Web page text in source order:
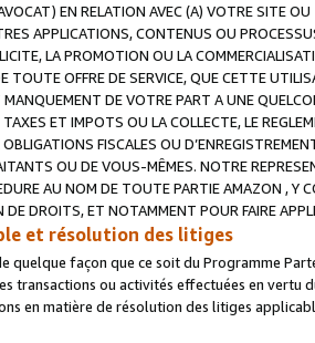
EN RELATION AVEC (A) VOTRE SITE
APPLICATIONS, CONTENUS OU
LA PROMOTION OU LA
TOUTE OFFRE DE SERVICE, QUE CETTE
DE VOTRE PART A UNE
ET IMPOTS OU LA COLLECTE, LE
FISCALES OU
OU DE VOUS-MÊMES. NOTRE
AU NOM DE TOUTE PARTIE AMAZON , Y
DROITS, ET NOTAMMENT POUR FAIRE
et résolution des litiges
quelque façon que ce soit du Programme
transactions ou activités effectuées en vertu
en matière de résolution des litiges